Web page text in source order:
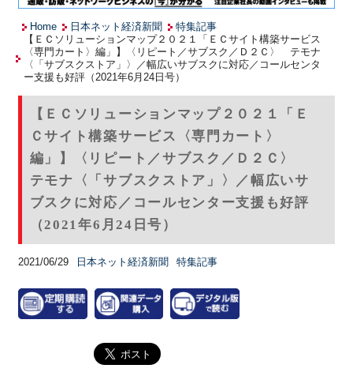
Home 日本ネット経済新聞
特集記事
【ＥＣソリューションマップ２０２１「ＥＣサイト構築サービス
〈専門カート〉編」】〈リピート／サブスク／Ｄ２Ｃ〉 テモナ
〈「サブスクストア」〉／幅広いサブスクに対応／コールセンタ
ー支援も好評（2021年6月24日号）
【ＥＣソリューションマップ２０２１「Ｅ
Ｃサイト構築サービス〈専門カート〉
編」】〈リピート／サブスク／Ｄ２Ｃ〉
テモナ〈「サブスクストア」〉／幅広いサ
ブスクに対応／コールセンター支援も好評
（2021年6月24日号）
2021/06/29 日本ネット経済新聞 特集記事